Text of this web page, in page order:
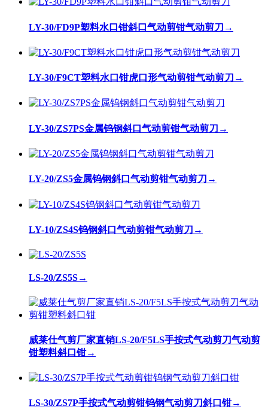
LY-30/FD9P塑料水口钳斜口气动剪钳气动剪刀 →
LY-30/F9CT塑料水口钳虎口形气动剪钳气动剪刀 →
LY-30/ZS7PS金属钨钢斜口气动剪钳气动剪刀 →
LY-20/ZS5金属钨钢斜口气动剪钳气动剪刀 →
LY-10/ZS4S钨钢斜口气动剪钳气动剪刀 →
LS-20/ZS5S→
威莱仕气剪厂家直销LS-20/F5LS手按式气动剪刀气动剪
钳塑料斜口钳→
LS-30/ZS7P手按式气动剪钳钨钢气动剪刀斜口钳→